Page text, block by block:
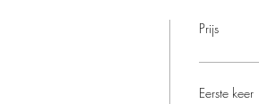
Prijs
Eerste keer